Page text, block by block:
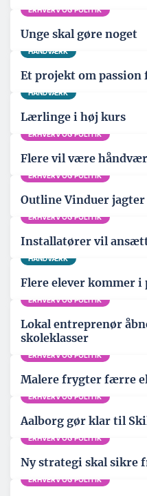
ERHVERV OG POLITIK
Unge skal gøre noget
HÅNDVÆRK
Et projekt om
HÅNDVÆRK
Lærlinge i høj kurs
ERHVERV OG POLITIK
Flere vil være
ERHVERV OG POLITIK
Outline Vinduer
ERHVERV OG POLITIK
Installatører vil
HÅNDVÆRK
Flere elever kommer
ERHVERV OG POLITIK
Lokal entreprenør
skoleklasser
ERHVERV OG POLITIK
Malere frygter færre
ERHVERV OG POLITIK
Aalborg gør klar til
ERHVERV OG POLITIK
Ny strategi skal sikre
ERHVERV OG POLITIK